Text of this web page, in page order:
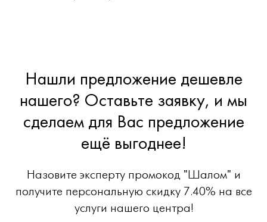
Нашли предложение дешевле
нашего? Оставьте заявку, и мы
сделаем для Вас предложение
ещё выгоднее!
Назовите эксперту промокод "Шалом" и
получите персональную скидку 7.40% на все
услуги нашего центра!